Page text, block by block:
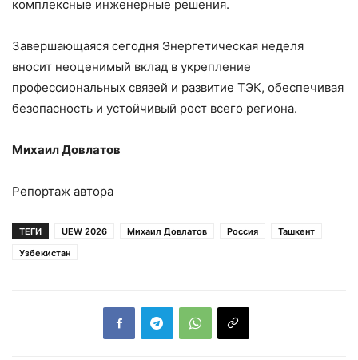
комплексные инженерные решения.
Завершающаяся сегодня Энергетическая неделя
вносит неоценимый вклад в укрепление
профессиональных связей и развитие ТЭК, обеспечивая
безопасность и устойчивый рост всего региона.
Михаил Довлатов
Репортаж автора
ТЕГИ UEW 2026 Михаил Довлатов Россия
Ташкент
Узбекистан